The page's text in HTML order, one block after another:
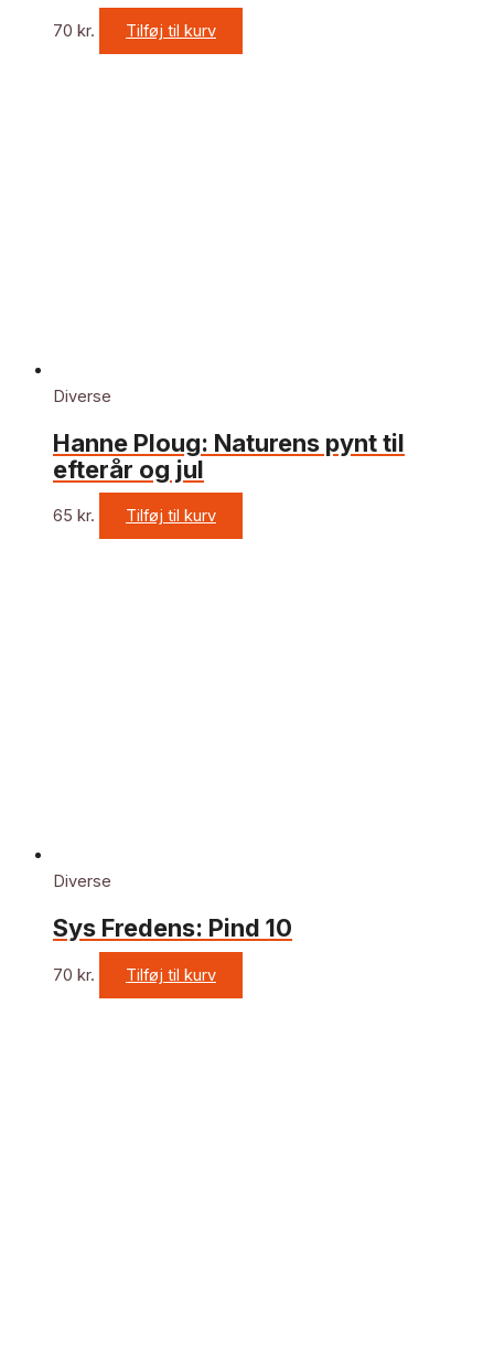
70 kr. Tilføj til kurv
Diverse
Hanne Ploug: Naturens pynt til
efterår og jul
65 kr. Tilføj til kurv
Diverse
Sys Fredens: Pind 10
70 kr. Tilføj til kurv